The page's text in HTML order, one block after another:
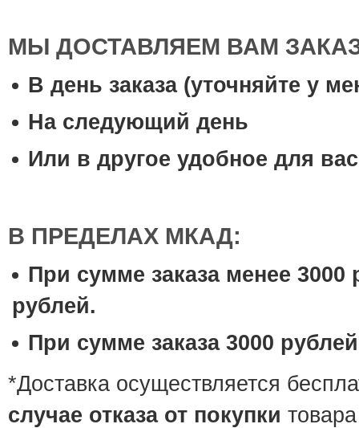
МЫ ДОСТАВЛЯЕМ ВАМ
В день заказа (уточняйте у
На следующий день
Или в другое удобное для
В ПРЕДЕЛАХ МКАД:
При сумме заказа менее 3000
рублей.
При сумме заказа 3000
*Доставка осуществляется
случае отказа от покупки